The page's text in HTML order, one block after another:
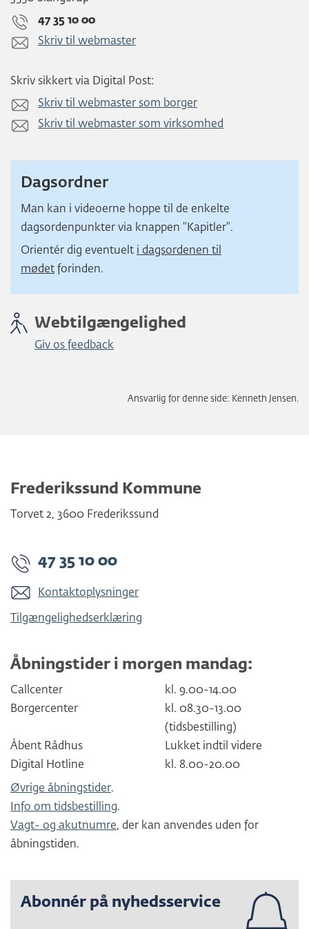
47 35 10 00
Skriv til webmaster
Skriv sikkert via Digital Post:
Skriv til webmaster som borger
Skriv til webmaster som virksomhed
Dagsordner
Man kan i videoerne hoppe til de enkelte
dagsordenpunkter via knappen "Kapitler".
Orientér dig eventuelt i dagsordenen til
mødet forinden.
Webtilgængelighed
Giv os feedback
Ansvarlig for denne side: Kenneth Jensen.
Frederikssund Kommune
Torvet 2, 3600 Frederikssund
47 35 10 00
Kontaktoplysninger
Tilgængelighedserklæring
Åbningstider i morgen mandag:
Callcenter
kl. 9.00-14.00
Borgercenter
kl. 08.30-13.00
(tidsbestilling)
Åbent Rådhus
Lukket indtil videre
Digital Hotline
kl. 8.00-20.00
Øvrige åbningstider.
Info om tidsbestilling.
Vagt- og akutnumre, der kan anvendes uden for
åbningstiden.
Abonnér på nyhedsservice